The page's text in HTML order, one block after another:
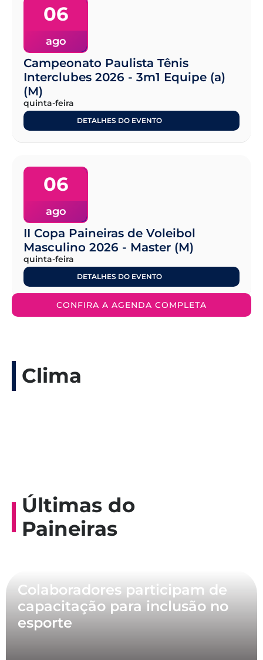
06
ago
Campeonato Paulista Tênis
Interclubes 2026 - 3m1 Equipe (a)
(M)
quinta-feira
DETALHES DO EVENTO
06
ago
II Copa Paineiras de Voleibol
Masculino 2026 - Master (M)
quinta-feira
DETALHES DO EVENTO
CONFIRA A AGENDA COMPLETA
Clima
Últimas do
Paineiras
Colaboradores participam de
capacitação para inclusão no
esporte